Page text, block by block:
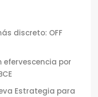
discreto: OFF
efervescencia por
Estrategia para